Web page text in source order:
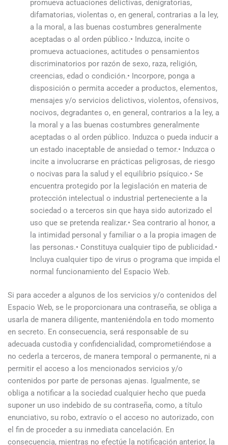
promueva actuaciones delictivas, denigratorias,
difamatorias, violentas o, en general, contrarias a la ley,
a la moral, a las buenas costumbres generalmente
aceptadas o al orden público.• Induzca, incite o
promueva actuaciones, actitudes o pensamientos
discriminatorios por razón de sexo, raza, religión,
creencias, edad o condición.• Incorpore, ponga a
disposición o permita acceder a productos, elementos,
mensajes y/o servicios delictivos, violentos, ofensivos,
nocivos, degradantes o, en general, contrarios a la ley, a
la moral y a las buenas costumbres generalmente
aceptadas o al orden público. Induzca o pueda inducir a
un estado inaceptable de ansiedad o temor.• Induzca o
incite a involucrarse en prácticas peligrosas, de riesgo
o nocivas para la salud y el equilibrio psíquico.• Se
encuentra protegido por la legislación en materia de
protección intelectual o industrial perteneciente a la
sociedad o a terceros sin que haya sido autorizado el
uso que se pretenda realizar.• Sea contrario al honor, a
la intimidad personal y familiar o a la propia imagen de
las personas.• Constituya cualquier tipo de publicidad.•
Incluya cualquier tipo de virus o programa que impida el
normal funcionamiento del Espacio Web.
Si para acceder a algunos de los servicios y/o contenidos del
Espacio Web, se le proporcionara una contraseña, se obliga a
usarla de manera diligente, manteniéndola en todo momento
en secreto. En consecuencia, será responsable de su
adecuada custodia y confidencialidad, comprometiéndose a
no cederla a terceros, de manera temporal o permanente, ni a
permitir el acceso a los mencionados servicios y/o
contenidos por parte de personas ajenas. Igualmente, se
obliga a notificar a la sociedad cualquier hecho que pueda
suponer un uso indebido de su contraseña, como, a título
enunciativo, su robo, extravío o el acceso no autorizado, con
el fin de proceder a su inmediata cancelación. En
consecuencia, mientras no efectúe la notificación anterior, la